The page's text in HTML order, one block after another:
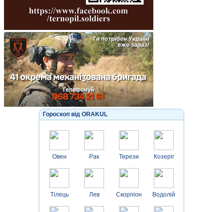
Гороскоп від ORAKUL
Овен
Тілець
Рак
Лев
Терези
Скорпіон
Козеріг
Водолій